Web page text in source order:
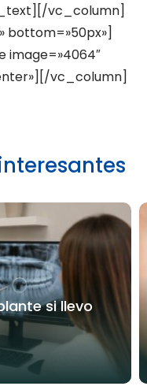
vc_column]
bottom=»50px»]
vc_column]
si llevo